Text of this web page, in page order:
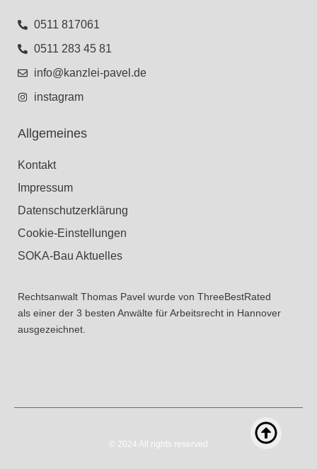
0511 817061
0511 283 45 81
info@kanzlei-pavel.de
instagram
Allgemeines
Kontakt
Impressum
Datenschutzerklärung
Cookie-Einstellungen
SOKA-Bau Aktuelles
Rechtsanwalt Thomas Pavel wurde von ThreeBestRated
als einer der 3 besten Anwälte für Arbeitsrecht in Hannover
ausgezeichnet.
© 2024 All rights reserved